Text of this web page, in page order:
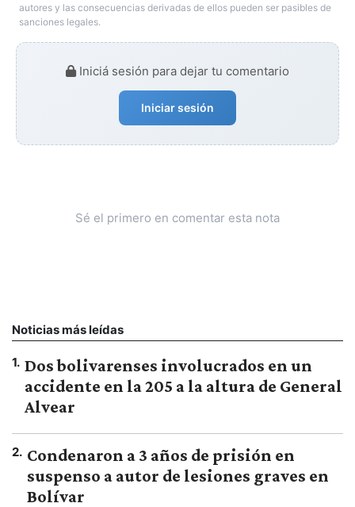
autores y las consecuencias derivadas de ellos pueden ser pasibles de
sanciones legales.
Iniciá sesión para dejar tu comentario
Iniciar sesión
Sé el primero en comentar esta nota
Noticias más leídas
1. Dos bolivarenses involucrados en un
accidente en la 205 a la altura de General
Alvear
2. Condenaron a 3 años de prisión en
suspenso a autor de lesiones graves en
Bolívar